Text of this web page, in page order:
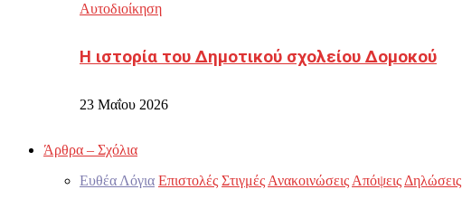
Αυτοδιοίκηση
Η ιστορία του Δημοτικού σχολείου Δομοκού
23 Μαΐου 2026
Άρθρα – Σχόλια
Ευθέα Λόγια Επιστολές Στιγμές Ανακοινώσεις Απόψεις Δηλώσεις